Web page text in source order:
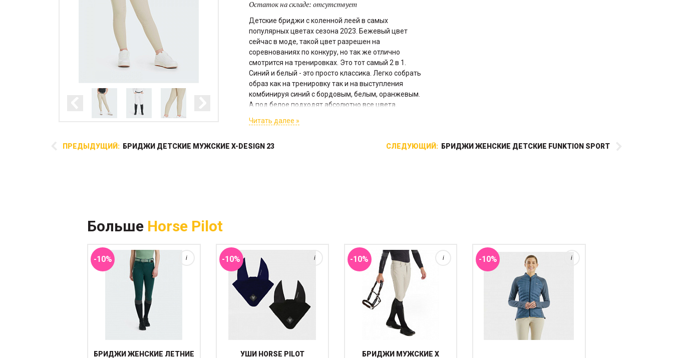
Остаток на складе: отсутствует
Детские бриджи с коленной леей в самых
популярных цветах сезона 2023. Бежевый цвет
сейчас в моде, такой цвет разрешен на
соревнованиях по конкуру, но так же отлично
смотрится на тренировках. Это тот самый 2 в 1.
Синий и белый - это просто классика. Легко собрать
образ как на тренировку так и на выступления
комбинируя синий с бордовым, белым, оранжевым.
А под белое подходят абсолютно все цвета.
Читать далее »
ПРЕДЫДУЩИЙ: БРИДЖИ ДЕТСКИЕ МУЖСКИЕ X-DESIGN 23 СЛЕДУЮЩИЙ: БРИДЖИ ЖЕНСКИЕ ДЕТСКИЕ FUNKTION SPORT
Больше Horse Pilot
-10%
УФ, биэластичный,
устойчивый к истиранию и
БРИДЖИ ЖЕНСКИЕ ЛЕТНИЕ
i -10%
УШИ HORSE PILOT
i -10%
БРИДЖИ МУЖСКИЕ X
i -10% i